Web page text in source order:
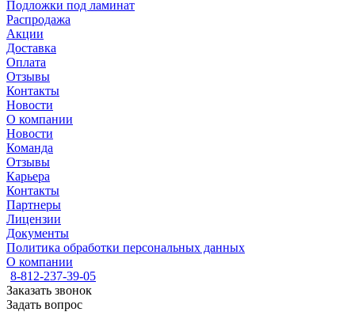
Подложки под ламинат
Распродажа
Акции
Доставка
Оплата
Отзывы
Контакты
Новости
О компании
Новости
Команда
Отзывы
Карьера
Контакты
Партнеры
Лицензии
Документы
Политика обработки персональных данных
О компании
8-812-237-39-05
Заказать звонок
Задать вопрос